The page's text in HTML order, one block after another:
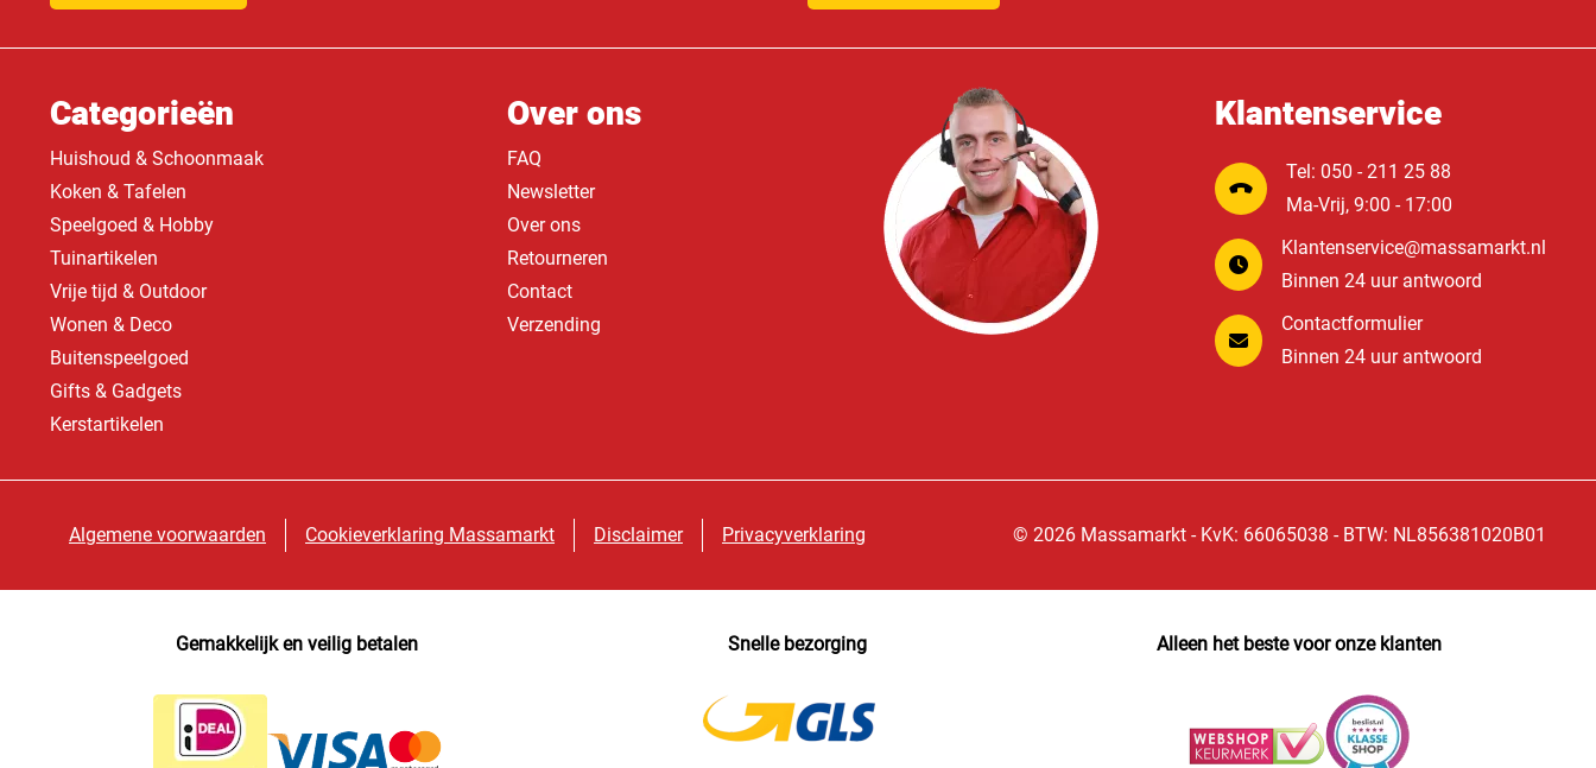
Categorieën
Huishoud & Schoonmaak
Koken & Tafelen
Speelgoed & Hobby
Tuinartikelen
Vrije tijd & Outdoor
Wonen & Deco
Buitenspeelgoed
Gifts & Gadgets
Kerstartikelen
Over ons
FAQ
Newsletter
Over ons
Retourneren
Contact
Verzending
Klantenservice
Tel: 050 - 211 25 88
Ma-Vrij, 9:00 - 17:00
Klantenservice@massamarkt.nl
Binnen 24 uur antwoord
Contactformulier
Binnen 24 uur antwoord
Algemene voorwaarden Cookieverklaring Massamarkt Disclaimer Privacyverklaring © 2026 Massamarkt - KvK: 66065038 - BTW: NL856381020B01
Gemakkelijk en veilig betalen Snelle bezorging Alleen het beste voor onze klanten